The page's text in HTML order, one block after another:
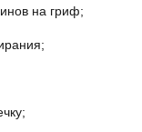
на гриф;